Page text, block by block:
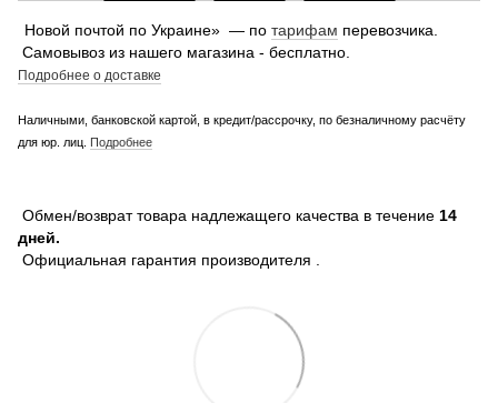
Новой почтой по Украине» — по тарифам перевозчика.
Самовывоз из нашего магазина - бесплатно.
Подробнее о доставке
Наличными, банковской картой, в кредит/рассрочку, по безналичному расчёту
для юр. лиц.
Подробнее
Обмен/возврат товара надлежащего качества в течение 14
дней.
Официальная гарантия производителя .